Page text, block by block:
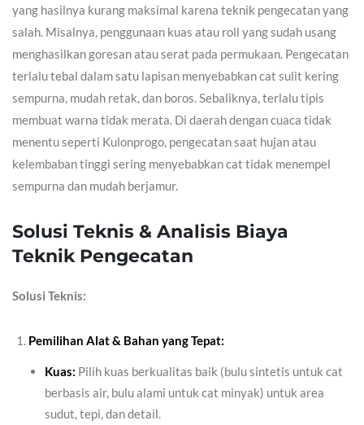
yang hasilnya kurang maksimal karena teknik pengecatan yang
salah. Misalnya, penggunaan kuas atau roll yang sudah usang
menghasilkan goresan atau serat pada permukaan. Pengecatan
terlalu tebal dalam satu lapisan menyebabkan cat sulit kering
sempurna, mudah retak, dan boros. Sebaliknya, terlalu tipis
membuat warna tidak merata. Di daerah dengan cuaca tidak
menentu seperti Kulonprogo, pengecatan saat hujan atau
kelembaban tinggi sering menyebabkan cat tidak menempel
sempurna dan mudah berjamur.
Solusi Teknis & Analisis Biaya
Teknik Pengecatan
Solusi Teknis:
Pemilihan Alat & Bahan yang Tepat:
Kuas: Pilih kuas berkualitas baik (bulu sintetis untuk cat
berbasis air, bulu alami untuk cat minyak) untuk area
sudut, tepi, dan detail.